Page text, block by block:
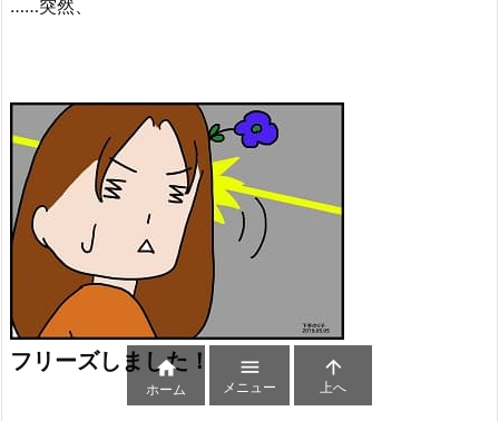
……突然、
フリーズしました！

ホーム

メニュー

上へ